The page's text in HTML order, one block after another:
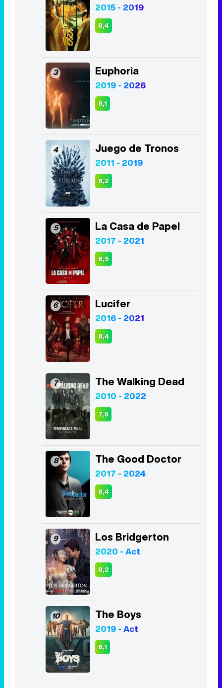
3
2019 - 2026
8,1
4 Juego de Tronos
2011 - 2019
8,2
5 La Casa de Papel
2017 - 2021
8,5
6 Lucifer
2016 - 2021
8,4
7 The Walking Dead
2010 - 2022
7,9
8 The Good Doctor
2017 - 2024
8,4
9 Los Bridgerton
2020 - Act
8,2
10 The Boys
2019 - Act
8,1
Listas